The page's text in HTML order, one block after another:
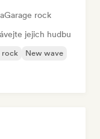
Garage rock
jejich hudbu
rock
New wave